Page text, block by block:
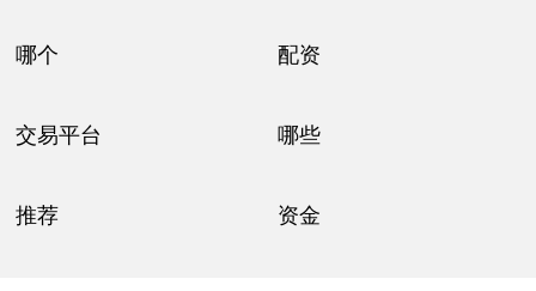
哪个 配资
交易平台 哪些
推荐 资金